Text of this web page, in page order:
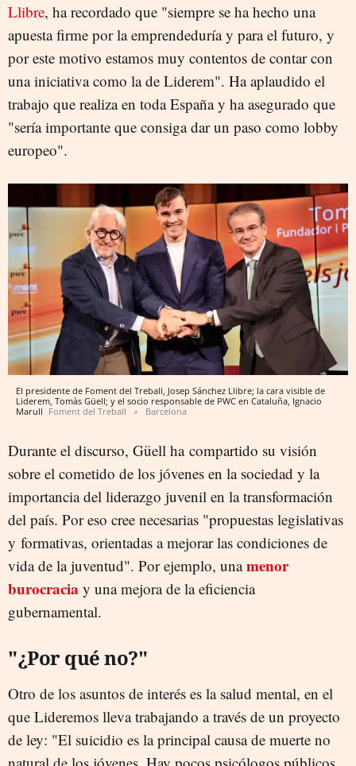
Llibre, ha recordado que "siempre se ha hecho una
apuesta firme por la emprendeduría y para el futuro, y
por este motivo estamos muy contentos de contar con
una iniciativa como la de Liderem". Ha aplaudido el
trabajo que realiza en toda España y ha asegurado que
"sería importante que consiga dar un paso como lobby
europeo".
El presidente de Foment del Treball, Josep Sánchez Llibre; la cara visible de
Liderem, Tomàs Güell; y el socio responsable de PWC en Cataluña, Ignacio
Marull Foment del Treball Barcelona
Durante el discurso, Güell ha compartido su visión
sobre el cometido de los jóvenes en la sociedad y la
importancia del liderazgo juvenil en la transformación
del país. Por eso cree necesarias "propuestas legislativas
y formativas, orientadas a mejorar las condiciones de
vida de la juventud". Por ejemplo, unamenor
burocracia y una mejora de la eficiencia
gubernamental.
"¿Por qué no?"
Otro de los asuntos de interés es la salud mental, en el
que Lideremos lleva trabajando a través de un proyecto
de ley: "El suicidio es la principal causa de muerte no